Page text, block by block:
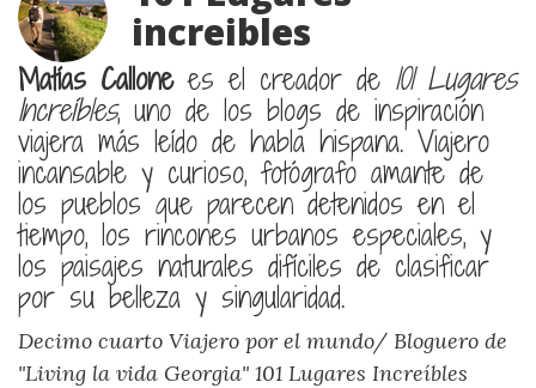
increibles
Matías Callonees el creador de 101 Lugares
Increíbles, uno de los blogs de inspiración
viajera más leído de habla hispana. Viajero
incansable y curioso, fotógrafo amante de
los pueblos que parecen detenidos en el
tiempo, los rincones urbanos especiales, y
los paisajes naturales difíciles de clasificar
por su belleza y singularidad.
Decimo cuarto Viajero por el mundo/ Bloguero de
"Living la vida Georgia" 101 Lugares Increíbles